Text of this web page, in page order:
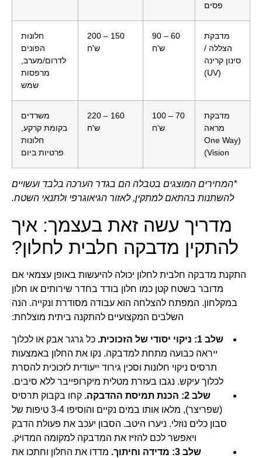
פסים
מדבקת
הצללה /
סינון קרינה
(UV)
60 – 90
ש'ח
150 – 200
ש'ח
חלונות
הפונים
לדרום/מערב,
מרפסות
שמש
מדבקת
מראה
(One Way
Vision)
70 – 100
ש'ח
160 – 220
ש'ח
משרדים
בקומת קרקע,
חלונות
פרטיות ביום
*המחירים המוצגים בטבלה הם בגדר הערכה בלבד ועשויים
להשתנות בהתאם למתקין, לאזור הגיאוגרפי ולתנאי השטח.
מדריך עשה זאת בעצמך: איך
להתקין מדבקה חלבית לחלון?
התקנת מדבקה חלבית לחלון יכולה להיעשות באופן עצמאי אם
מדובר בשטח קטן כמו חלון בודד בחדר שירותים או חלון
במקלחון. המפתח להצלחה הוא עבודה מסודרת ונקייה. הנה
השלבים המקצועיים להתקנה ביתית מוצלחת:
שלב 1: ניקוי יסודי של הזכוכית.
כל גרגר אבק או לכלוך
ייראה כבועה מתחת למדבקה. נקו את החלון באמצעות
תרסיס ניקוי חלונות וסכין גירוד ייעודית לזכוכית להסרת
לכלוך עיקש. נגבו בעזרת מטלית מיקרופייבר ללא סיבים.
שלב 2: הכנת תמיסת ההדבקה.
קחו בקבוק תרסיס
(שפריצר), מלאו אותו במים נקיים והוסיפו 3-4 טיפות של
סבון כלים נוזלי. ניערו היטב. הסבון יעכב את פעולת הדבק
ויאפשר לכם להזיז את המדבקה למקומה המדויק.
שלב 3: מדידה וחיתוך.
מדדו את החלון וחתכו את